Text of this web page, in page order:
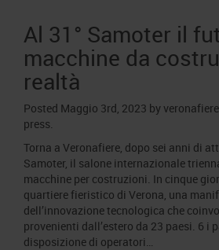
Al 31° Samoter il
macchine da
realtà
Posted Maggio 3rd, 2023 by veronafiere
press.
Torna a Veronafiere, dopo sei anni di
Samoter, il salone internazionale
macchine per costruzioni. In cinque
quartiere fieristico di Verona, una
dell’innovazione tecnologica che
provenienti dall’estero da 23 paesi. 6 i
disposizione di operatori…